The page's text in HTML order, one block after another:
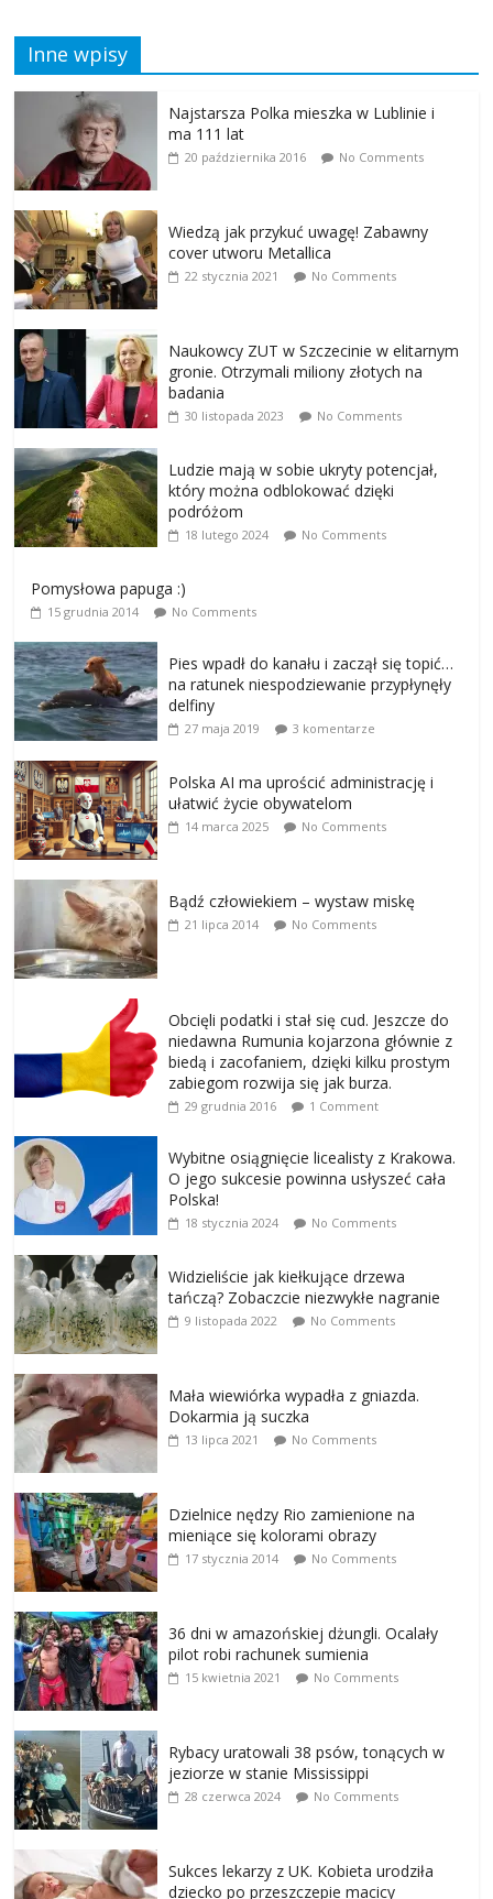
Inne wpisy
Najstarsza Polka mieszka w Lublinie i
ma 111 lat
20 października 2016 No Comments
Wiedzą jak przykuć uwagę! Zabawny
cover utworu Metallica
22 stycznia 2021 No Comments
Naukowcy ZUT w Szczecinie w elitarnym
gronie. Otrzymali miliony złotych na
badania
30 listopada 2023 No Comments
Ludzie mają w sobie ukryty potencjał,
który można odblokować dzięki
podróżom
18 lutego 2024 No Comments
Pomysłowa papuga :)
15 grudnia 2014 No Comments
Pies wpadł do kanału i zaczął się topić…
na ratunek niespodziewanie przypłynęły
delfiny
27 maja 2019 3 komentarze
Polska AI ma uprościć administrację i
ułatwić życie obywatelom
14 marca 2025 No Comments
Bądź człowiekiem – wystaw miskę
21 lipca 2014 No Comments
Obcięli podatki i stał się cud. Jeszcze do
niedawna Rumunia kojarzona głównie z
biedą i zacofaniem, dzięki kilku prostym
zabiegom rozwija się jak burza.
29 grudnia 2016 1 Comment
Wybitne osiągnięcie licealisty z Krakowa.
O jego sukcesie powinna usłyszeć cała
Polska!
18 stycznia 2024 No Comments
Widzieliście jak kiełkujące drzewa
tańczą? Zobaczcie niezwykłe nagranie
9 listopada 2022 No Comments
Mała wiewiórka wypadła z gniazda.
Dokarmia ją suczka
13 lipca 2021 No Comments
Dzielnice nędzy Rio zamienione na
mieniące się kolorami obrazy
17 stycznia 2014 No Comments
36 dni w amazońskiej dżungli. Ocalały
pilot robi rachunek sumienia
15 kwietnia 2021 No Comments
Rybacy uratowali 38 psów, tonących w
jeziorze w stanie Mississippi
28 czerwca 2024 No Comments
Sukces lekarzy z UK. Kobieta urodziła
dziecko po przeszczepie macicy